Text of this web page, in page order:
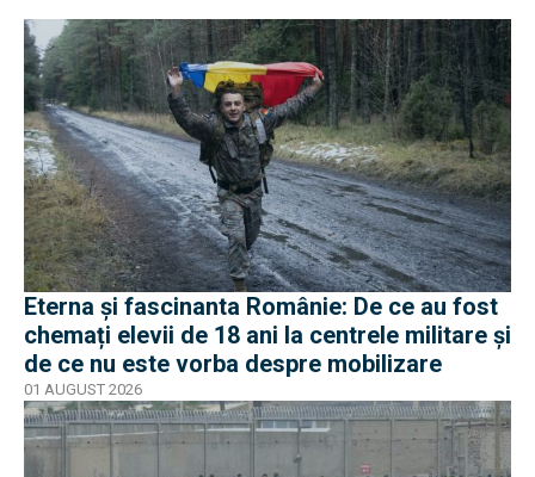
Eterna și fascinanta Românie: De ce au fost
chemați elevii de 18 ani la centrele militare și
de ce nu este vorba despre mobilizare
01 AUGUST 2026